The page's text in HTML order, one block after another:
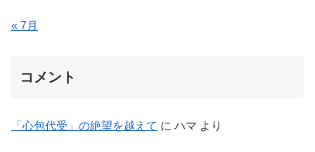
« 7月
コメント
「心包代受」の絶望を越えて に ハマ より